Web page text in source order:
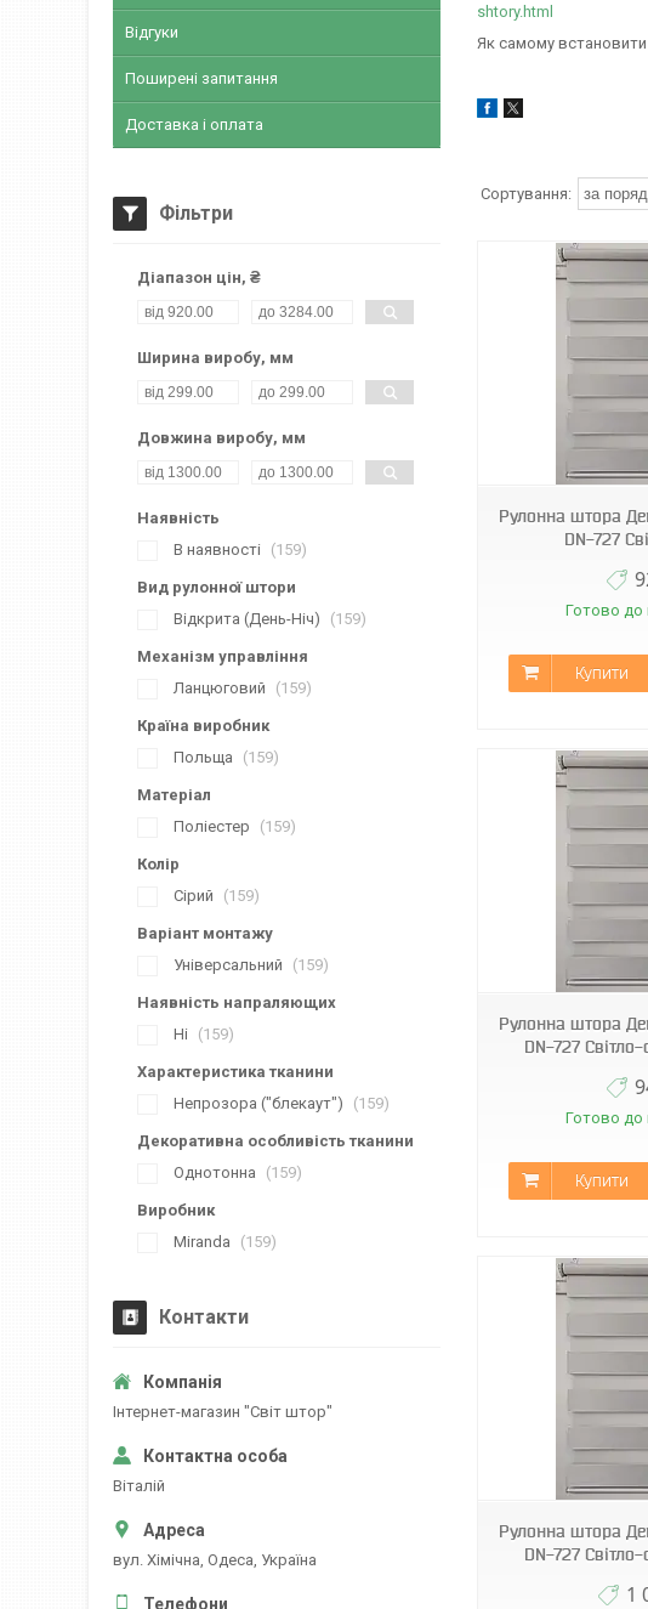
shtory.html
Як самому
ВН DN-727
Рулонна штора
DN-727
Готово до
Купити
ВН DN-727
Рулонна штора
DN-727
Готово до
Купити
ВН DN-727
ВН DN-727
Рулонна штора
DN-727
1
ВН DN-727
Відгуки
Поширені запитання
Доставка і оплата
Фільтри
Діапазон цін, ₴
Ширина виробу, мм
Довжина виробу, мм
Наявність
В наявності
159
Вид рулонної штори
Відкрита (День-Ніч)
159
Механізм управління
Ланцюговий
159
Країна виробник
Польща
159
Матеріал
Поліестер
159
Колір
Сірий
159
Варіант монтажу
Універсальний
159
Наявність напраляющих
Ні
159
Характеристика тканини
Непрозора ("блекаут")
159
Декоративна особливість тканини
Однотонна
159
Виробник
Miranda
159
Контакти
Iнтернет-магазин "Свiт штор"
Вiталiй
вул. Хiмiчна, Одеса, Україна